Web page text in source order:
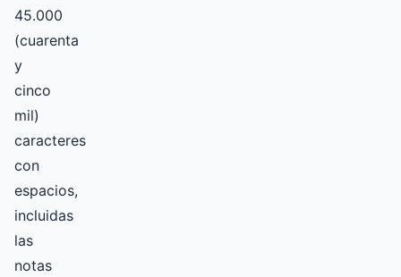
45.000
(cuarenta
y
cinco
mil)
caracteres
con
espacios,
incluidas
las
notas